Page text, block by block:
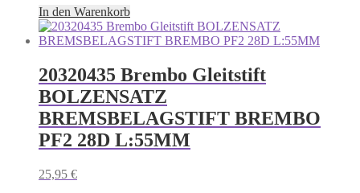
In den Warenkorb
20320435 Brembo Gleitstift
BOLZENSATZ
BREMSBELAGSTIFT BREMBO
PF2 28D L:55MM
25,95 €